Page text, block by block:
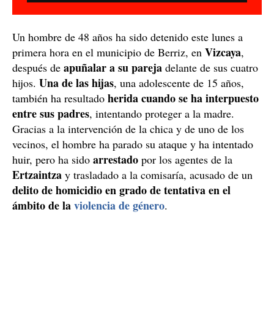
Un hombre de 48 años ha sido detenido este lunes a
primera hora en el municipio de Berriz, en Vizcaya,
después de apuñalar a su pareja delante de sus cuatro
hijos. Una de las hijas, una adolescente de 15 años,
también ha resultado herida cuando se ha interpuesto
entre sus padres, intentando proteger a la madre.
Gracias a la intervención de la chica y de uno de los
vecinos, el hombre ha parado su ataque y ha intentado
huir, pero ha sido arrestado por los agentes de la
Ertzaintza y trasladado a la comisaría, acusado de un
delito de homicidio en grado de tentativa en el
ámbito de laviolencia de género.